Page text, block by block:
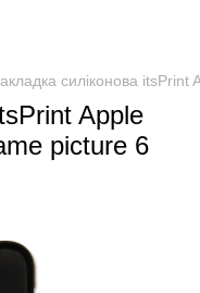
силіконова
Apple
picture 6